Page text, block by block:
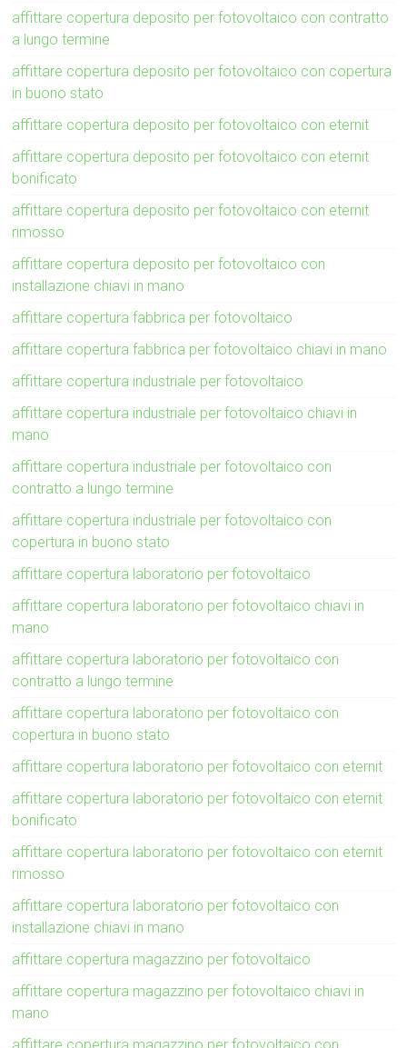
affittare copertura deposito per fotovoltaico con contratto
a lungo termine
affittare copertura deposito per fotovoltaico con copertura
in buono stato
affittare copertura deposito per fotovoltaico con eternit
affittare copertura deposito per fotovoltaico con eternit
bonificato
affittare copertura deposito per fotovoltaico con eternit
rimosso
affittare copertura deposito per fotovoltaico con
installazione chiavi in mano
affittare copertura fabbrica per fotovoltaico
affittare copertura fabbrica per fotovoltaico chiavi in mano
affittare copertura industriale per fotovoltaico
affittare copertura industriale per fotovoltaico chiavi in
mano
affittare copertura industriale per fotovoltaico con
contratto a lungo termine
affittare copertura industriale per fotovoltaico con
copertura in buono stato
affittare copertura laboratorio per fotovoltaico
affittare copertura laboratorio per fotovoltaico chiavi in
mano
affittare copertura laboratorio per fotovoltaico con
contratto a lungo termine
affittare copertura laboratorio per fotovoltaico con
copertura in buono stato
affittare copertura laboratorio per fotovoltaico con eternit
affittare copertura laboratorio per fotovoltaico con eternit
bonificato
affittare copertura laboratorio per fotovoltaico con eternit
rimosso
affittare copertura laboratorio per fotovoltaico con
installazione chiavi in mano
affittare copertura magazzino per fotovoltaico
affittare copertura magazzino per fotovoltaico chiavi in
mano
affittare copertura magazzino per fotovoltaico con